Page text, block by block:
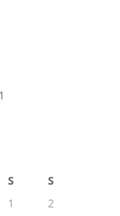
S
S
1
2